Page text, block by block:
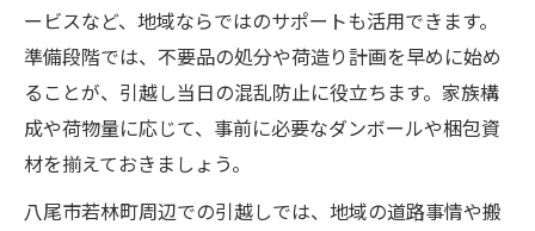
ービスなど、地域ならではのサポートも活用できます。
準備段階では、不要品の処分や荷造り計画を早めに始め
ることが、引越し当日の混乱防止に役立ちます。家族構
成や荷物量に応じて、事前に必要なダンボールや梱包資
材を揃えておきましょう。
八尾市若林町周辺での引越しでは、地域の道路事情や搬